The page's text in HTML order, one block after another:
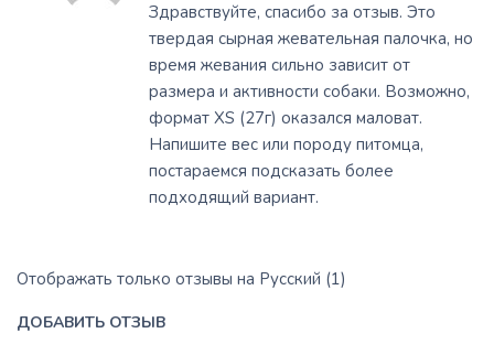
Здравствуйте, cпасибо за отзыв. Это
твердая сырная жевательная палочка, но
время жевания сильно зависит от
размера и активности собаки. Возможно,
формат XS (27г) оказался маловат.
Напишите вес или породу питомца,
постараемся подсказать более
подходящий вариант.
Отображать только отзывы на Русский (1)
ДОБАВИТЬ ОТЗЫВ